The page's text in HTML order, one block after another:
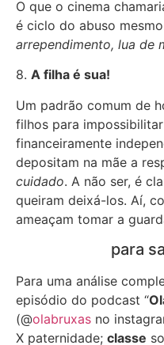
O que o cinema
é ciclo do abuso
arrependimento, lua de
8. A filha é sua!
Um padrão comum de
filhos para
financeiramente
depositam na mãe a
cuidado. A não ser, é
queiram deixá-los. Aí,
ameaçam tomar a
para
Para uma análise
episódio do podcast “
(@olabruxas no
X paternidade; classe